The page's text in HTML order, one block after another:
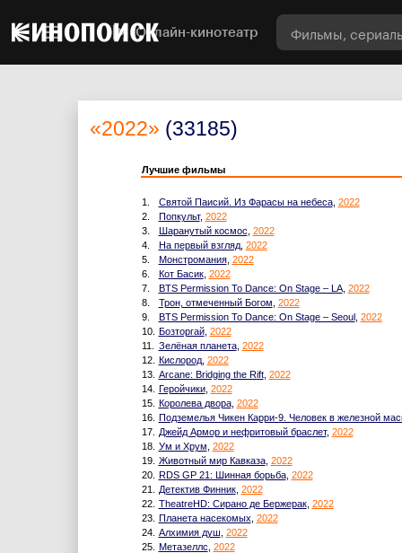
Онлайн-кинотеатр
«2022» (33185)
Лучшие фильмы
1. Святой Паисий. Из Фарасы на небеса, 2022
2.
Попкульт, 2022
3.
Шаранутый космос 2022
4.
На первый взгляд, 2022
5.
Монстромания, 2022
6.
Кот Басик, 2022
7.
BTS Permission To Dance: On Stage – LA, 2022
8.
Трон, отмеченный Богом 2022
9.
BTS Permission To Dance: On Stage – Seoul, 2022
10. Бозторгай, 2022
11.
Зелёная планета, 2022
12. Кислород, 2022
13. Arcane: Bridging the Rift, 2022
14. Геройчики, 2022
15. Королева двора, 2022
16. Подземелья Чикен Карри-9. Человек в железной
17.
Джейд Армор и нефритовый браслет, 2022
18. Ум и Хрум 2022
19. Животный мир Кавказа, 2022
20. RDS GP 21: Шинная борьба, 2022
21.
Детектив Финник, 2022
22. TheatreHD: Сирано де Бержерак, 2022
23. Планета насекомых 2022
24. Алхимия душ 2022
25. Метазеллс 2022